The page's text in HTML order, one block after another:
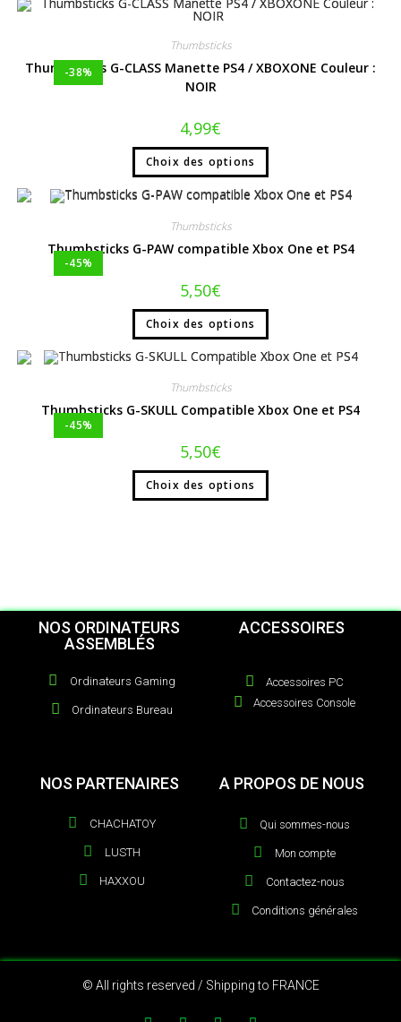
-38%
Thumbsticks
Thumbsticks G-CLASS Manette PS4 / XBOXONE Couleur :
NOIR
4,99€
Choix des options
-45%
Thumbsticks
Thumbsticks G-PAW compatible Xbox One et PS4
5,50€
Choix des options
-45%
Thumbsticks
Thumbsticks G-SKULL Compatible Xbox One et PS4
5,50€
Choix des options
NOS ORDINATEURS
ASSEMBLÉS
Ordinateurs Gaming
Ordinateurs Bureau
ACCESSOIRES
Accessoires PC
Accessoires Console
NOS PARTENAIRES
CHACHATOY
LUSTH
HAXXOU
A PROPOS DE NOUS
Qui sommes-nous
Mon compte
Contactez-nous
Conditions générales
© All rights reserved / Shipping to FRANCE